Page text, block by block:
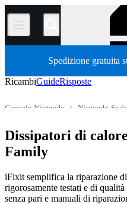
/
Spedizione gratuita
RicambiGuideRisposte
Nintendo
Console Nintendo
Dissipatori di
Family
iFixit semplifica la riparazione
rigorosamente testati e di
senza pari e manuali di